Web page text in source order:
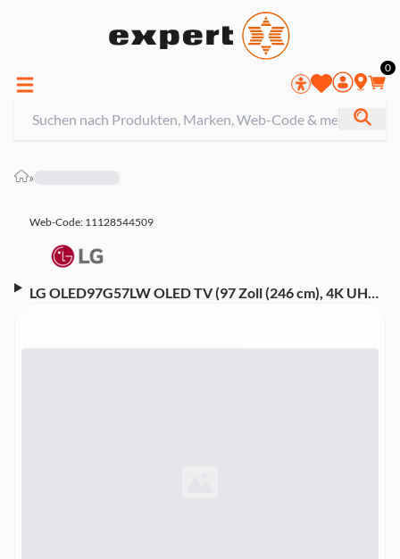
0
»
Web-Code: 11128544509
LG OLED97G57LW OLED TV (97 Zoll (246 cm), 4K UHD,
25, 120 Hz)